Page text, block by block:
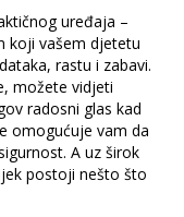
uređaja –
koji vašem djetetu
rastu i zabavi.
možete vidjeti
radosni glas kad
omogućuje vam da
A uz širok
postoji nešto što